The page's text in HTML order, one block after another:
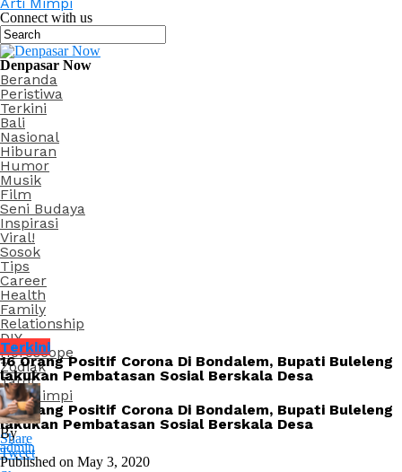
Connect with us
Denpasar Now
Beranda
Peristiwa
Terkini
Bali
Nasional
Hiburan
Humor
Musik
Film
Seni Budaya
Inspirasi
Viral!
Sosok
Tips
Career
Health
Family
Relationship
DIY
Horoscope
Zodiak
Tarot
Arti Mimpi
16 Orang Positif Corona Di Bondalem, Bupati Buleleng
lakukan Pembatasan Sosial Berskala Desa
Share
Tweet
Terkini
16 Orang Positif Corona Di Bondalem, Bupati Buleleng
lakukan Pembatasan Sosial Berskala Desa
By
admin
Published on May 3, 2020